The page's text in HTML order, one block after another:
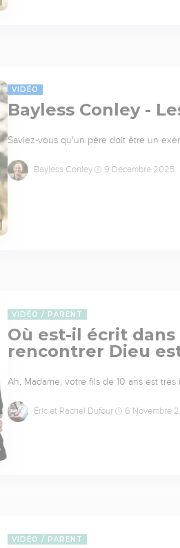
VIDÉO
Bayless Conley -
Saviez-vous qu'un père doit être un
Bayless Conley 9 Décembre 2025
VIDÉO PARENT
Où est-il écrit
rencontrer Dieu
Ah, Madame, votre fils de 10 ans est
Éric et Rachel Dufour 6 Novembre
VIDÉO PARENT